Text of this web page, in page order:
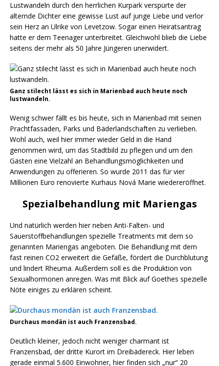
Lustwandeln durch den herrlichen Kurpark verspürte der
alternde Dichter eine gewisse Lust auf junge Liebe und verlor
sein Herz an Ulrike von Levetzow. Sogar einen Heiratsantrag
hatte er dem Teenager unterbreitet. Gleichwohl blieb die Liebe
seitens der mehr als 50 Jahre Jüngeren unerwidert.
Ganz stilecht lässt es sich in Marienbad auch heute noch
lustwandeln.
Wenig schwer fällt es bis heute, sich in Marienbad mit seinen
Prachtfassaden, Parks und Bäderlandschaften zu verlieben.
Wohl auch, weil hier immer wieder Geld in die Hand
genommen wird, um das Stadtbild zu pflegen und um den
Gästen eine Vielzahl an Behandlungsmöglichkeiten und
Anwendungen zu offerieren. So wurde 2011 das für vier
Millionen Euro renovierte Kurhaus Nová Marie wiedereröffnet.
Spezialbehandlung mit Mariengas
Und natürlich werden hier neben Anti-Falten- und
Sauerstoffbehandlungen spezielle Treatments mit dem so
genannten Mariengas angeboten. Die Behandlung mit dem
fast reinen CO2 erweitert die Gefäße, fördert die Durchblutung
und lindert Rheuma. Außerdem soll es die Produktion von
Sexualhormonen anregen. Was mit Blick auf Goethes spezielle
Nöte einiges zu erklären scheint.
Durchaus mondän ist auch Franzensbad.
Deutlich kleiner, jedoch nicht weniger charmant ist
Franzensbad, der dritte Kurort im Dreibädereck. Hier leben
gerade einmal 5.600 Einwohner, hier finden sich „nur“ 20